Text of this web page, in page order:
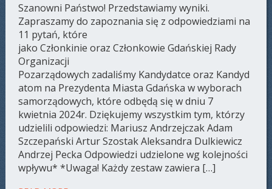
Szanowni Państwo! Przedstawiamy wyniki.
Zapraszamy do zapoznania się z odpowiedziami na
11 pytań, które
jako Członkinie oraz Członkowie Gdańskiej Rady
Organizacji
Pozarządowych zadaliśmy Kandydatce oraz Kandyd
atom na Prezydenta Miasta Gdańska w wyborach
samorządowych, które odbędą się w dniu 7
kwietnia 2024r. Dziękujemy wszystkim tym, którzy
udzielili odpowiedzi: Mariusz Andrzejczak Adam
Szczepański Artur Szostak Aleksandra Dulkiewicz
Andrzej Pecka Odpowiedzi udzielone wg kolejności
wpływu* *Uwaga! Każdy zestaw zawiera […]